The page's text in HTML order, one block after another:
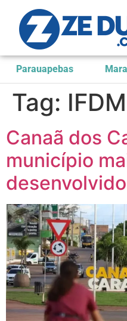
Parauapebas
Tag: IFDM
Canaã dos
município